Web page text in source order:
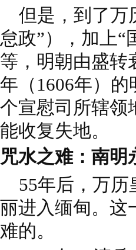
但是，到了万
怠政”），加上“
等，明朝由盛转
年（1606年）
个宣慰司所辖领
能收复失地。
咒水之难：南明
55年后，万历
丽进入缅甸。这
难的。